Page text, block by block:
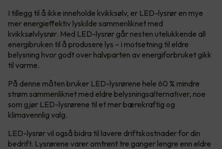
I tillegg til å ikke inneholde kvikksølv, er LED-lysrør en mye
mer energieffektiv lyskilde sammenliknet med
kvikksølvlysrør. Med LED-lysrør går nesten utelukkende all
energibruken til å produsere lys – i motsetning til eldre
belysning hvor godt over halvparten av energiforbruket gikk
til varme.
På denne måten bruker LED-lysrørene hele 60 % mindre
strøm sammenliknet med eldre belysningsalternativer, noe
som gjør LED-lysrørene til et mer bærekraftig og
klimavennlig valg.
LED-lysrør vil også bidra til lavere driftskostnader for din
bedrift. Lysrørene varer omtrent tre ganger lengre enn eldre